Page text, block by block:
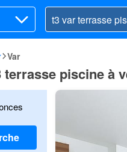
Var
terrasse piscine à